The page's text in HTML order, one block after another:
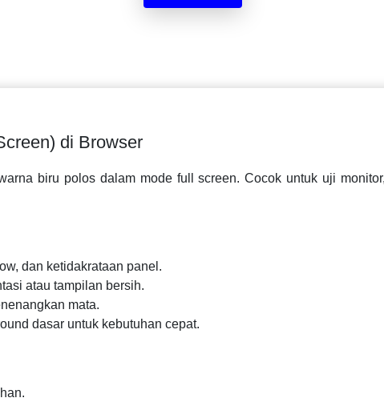
di Browser
biru polos dalam mode full screen. Cocok untuk uji
dan ketidakrataan panel.
atau tampilan bersih.
mata.
dasar untuk kebutuhan cepat.